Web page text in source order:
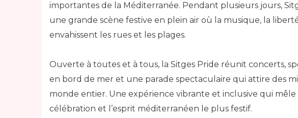
importantes de la Méditerranée. Pendant plusieurs jours,
une grande scène festive en plein air où la musique, la
envahissent les rues et les plages.
Ouverte à toutes et à tous, la Sitges Pride réunit concerts,
en bord de mer et une parade spectaculaire qui attire des
monde entier. Une expérience vibrante et inclusive qui
célébration et l’esprit méditerranéen le plus festif.